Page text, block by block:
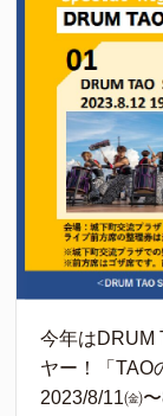
今年はDRUM
ヤー！「TAO
2023/8/11㈮